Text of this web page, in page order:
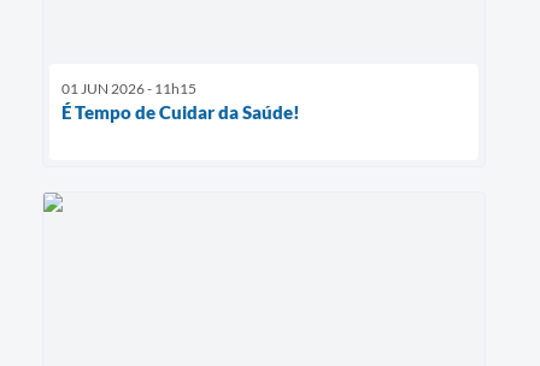
01 JUN 2026 - 11h15
É Tempo de Cuidar da Saúde!